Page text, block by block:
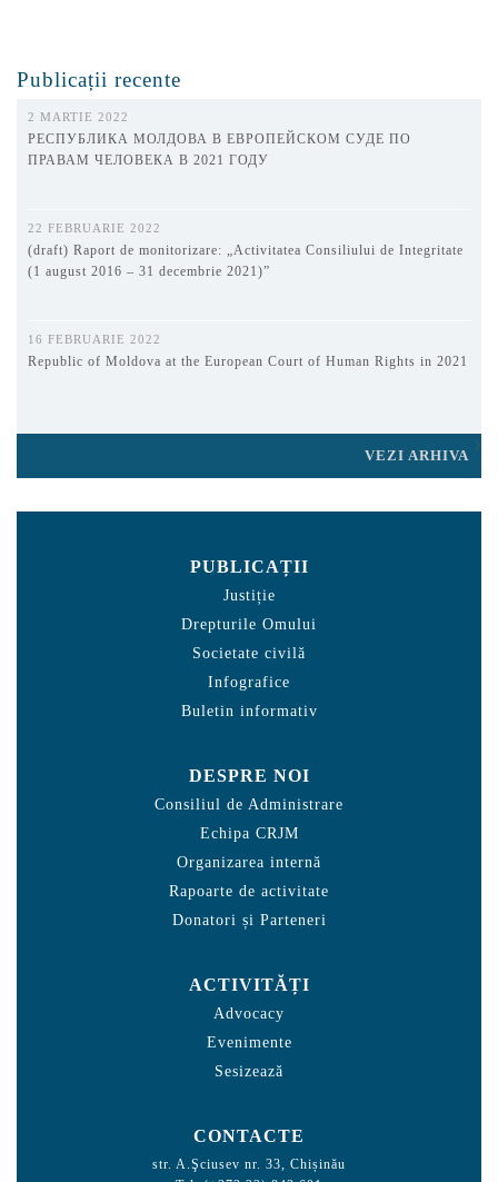
Publicații recente
2 MARTIE 2022
РЕСПУБЛИКА МОЛДОВА В ЕВРОПЕЙСКОМ СУДЕ ПО
ПРАВАМ ЧЕЛОВЕКА В 2021 ГОДУ
22 FEBRUARIE 2022
(draft) Raport de monitorizare: „Activitatea Consiliului de Integritate
(1 august 2016 – 31 decembrie 2021)”
16 FEBRUARIE 2022
Republic of Moldova at the European Court of Human Rights in 2021
VEZI ARHIVA
PUBLICAȚII
Justiție
Drepturile Omului
Societate civilă
Infografice
Buletin informativ
DESPRE NOI
Consiliul de Administrare
Echipa CRJM
Organizarea internă
Rapoarte de activitate
Donatori și Parteneri
ACTIVITĂȚI
Advocacy
Evenimente
Sesizează
CONTACTE
str. A.Şciusev nr. 33, Chișinău